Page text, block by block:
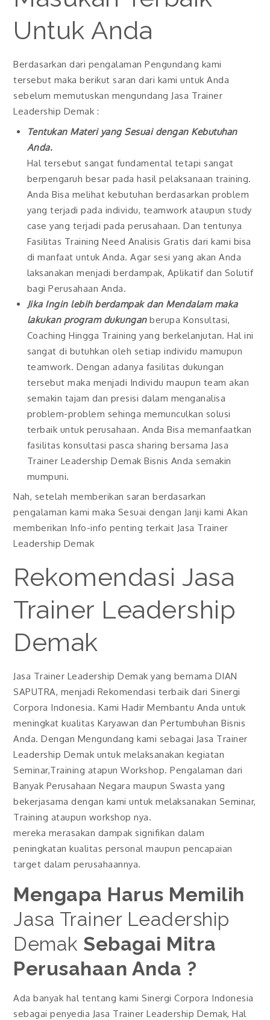
Untuk Anda
Berdasarkan dari pengalaman Pengundang kami
tersebut maka berikut saran dari kami untuk Anda
sebelum memutuskan mengundang Jasa Trainer
Leadership Demak :
Tentukan Materi yang Sesuai dengan Kebutuhan
Anda.
Hal tersebut sangat fundamental tetapi sangat
berpengaruh besar pada hasil pelaksanaan training.
Anda Bisa melihat kebutuhan berdasarkan problem
yang terjadi pada individu, teamwork ataupun study
case yang terjadi pada perusahaan. Dan tentunya
Fasilitas Training Need Analisis Gratis dari kami bisa
di manfaat untuk Anda. Agar sesi yang akan Anda
laksanakan menjadi berdampak, Aplikatif dan Solutif
bagi Perusahaan Anda.
Jika Ingin lebih berdampak dan Mendalam maka
lakukan program dukunganberupa Konsultasi,
Coaching Hingga Training yang berkelanjutan. Hal ini
sangat di butuhkan oleh setiap individu mamupun
teamwork. Dengan adanya fasilitas dukungan
tersebut maka menjadi Individu maupun team akan
semakin tajam dan presisi dalam menganalisa
problem-problem sehinga memunculkan solusi
terbaik untuk perusahaan. Anda Bisa memanfaatkan
fasilitas konsultasi pasca sharing bersama Jasa
Trainer Leadership Demak Bisnis Anda semakin
mumpuni.
Nah, setelah memberikan saran berdasarkan
pengalaman kami maka Sesuai dengan Janji kami Akan
memberikan Info-info penting terkait Jasa Trainer
Leadership Demak
Rekomendasi Jasa
Trainer Leadership
Demak
Jasa Trainer Leadership Demak yang bernama DIAN
SAPUTRA, menjadi Rekomendasi terbaik dari Sinergi
Corpora Indonesia. Kami Hadir Membantu Anda untuk
meningkat kualitas Karyawan dan Pertumbuhan Bisnis
Anda. Dengan Mengundang kami sebagai Jasa Trainer
Leadership Demak untuk melaksanakan kegiatan
Seminar,Training atapun Workshop. Pengalaman dari
Banyak Perusahaan Negara maupun Swasta yang
bekerjasama dengan kami untuk melaksanakan Seminar,
Training ataupun workshop nya.
mereka merasakan dampak signifikan dalam
peningkatan kualitas personal maupun pencapaian
target dalam perusahaannya.
Mengapa Harus Memilih
Jasa Trainer Leadership
Demak Sebagai Mitra
Perusahaan Anda ?
Ada banyak hal tentang kami Sinergi Corpora Indonesia
sebagai penyedia Jasa Trainer Leadership Demak, Hal